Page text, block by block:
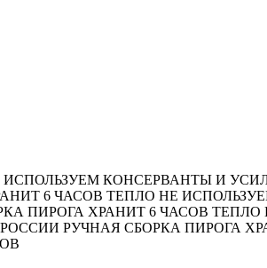
ИСПОЛЬЗУЕМ КОНСЕРВАНТЫ И
6 ЧАСОВ ТЕПЛО НЕ
ПИРОГА ХРАНИТ 6 ЧАСОВ ТЕПЛО
РОССИИ РУЧНАЯ СБОРКА ПИРОГА